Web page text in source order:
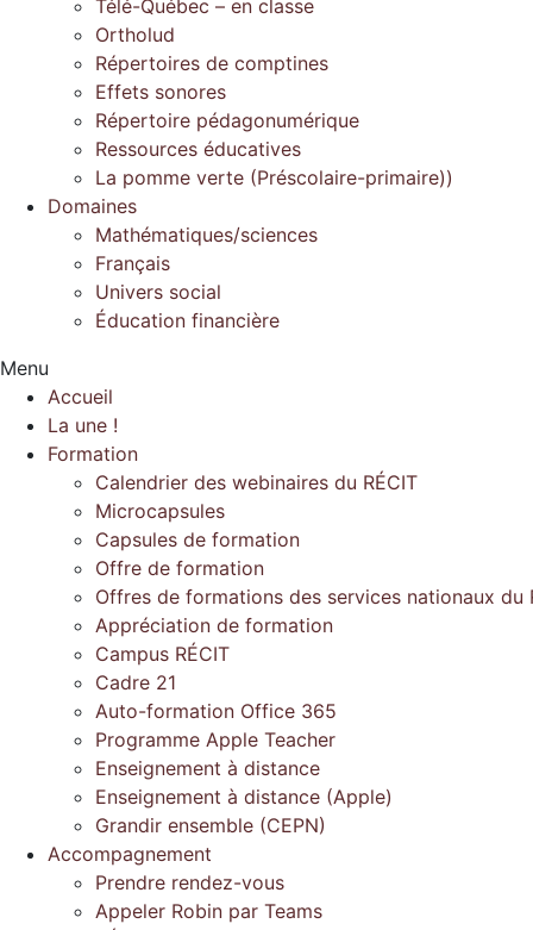
Télé-Québec – en classe
Ortholud
Répertoires de comptines
Effets sonores
Répertoire pédagonumérique
Ressources éducatives
La pomme verte (Préscolaire-primaire))
Domaines
Mathématiques/sciences
Français
Univers social
Éducation financière
Menu
Accueil
La une !
Formation
Calendrier des webinaires du RÉCIT
Microcapsules
Capsules de formation
Offre de formation
Offres de formations des services nationaux du
Appréciation de formation
Campus RÉCIT
Cadre 21
Auto-formation Office 365
Programme Apple Teacher
Enseignement à distance
Enseignement à distance (Apple)
Grandir ensemble (CEPN)
Accompagnement
Prendre rendez-vous
Appeler Robin par Teams